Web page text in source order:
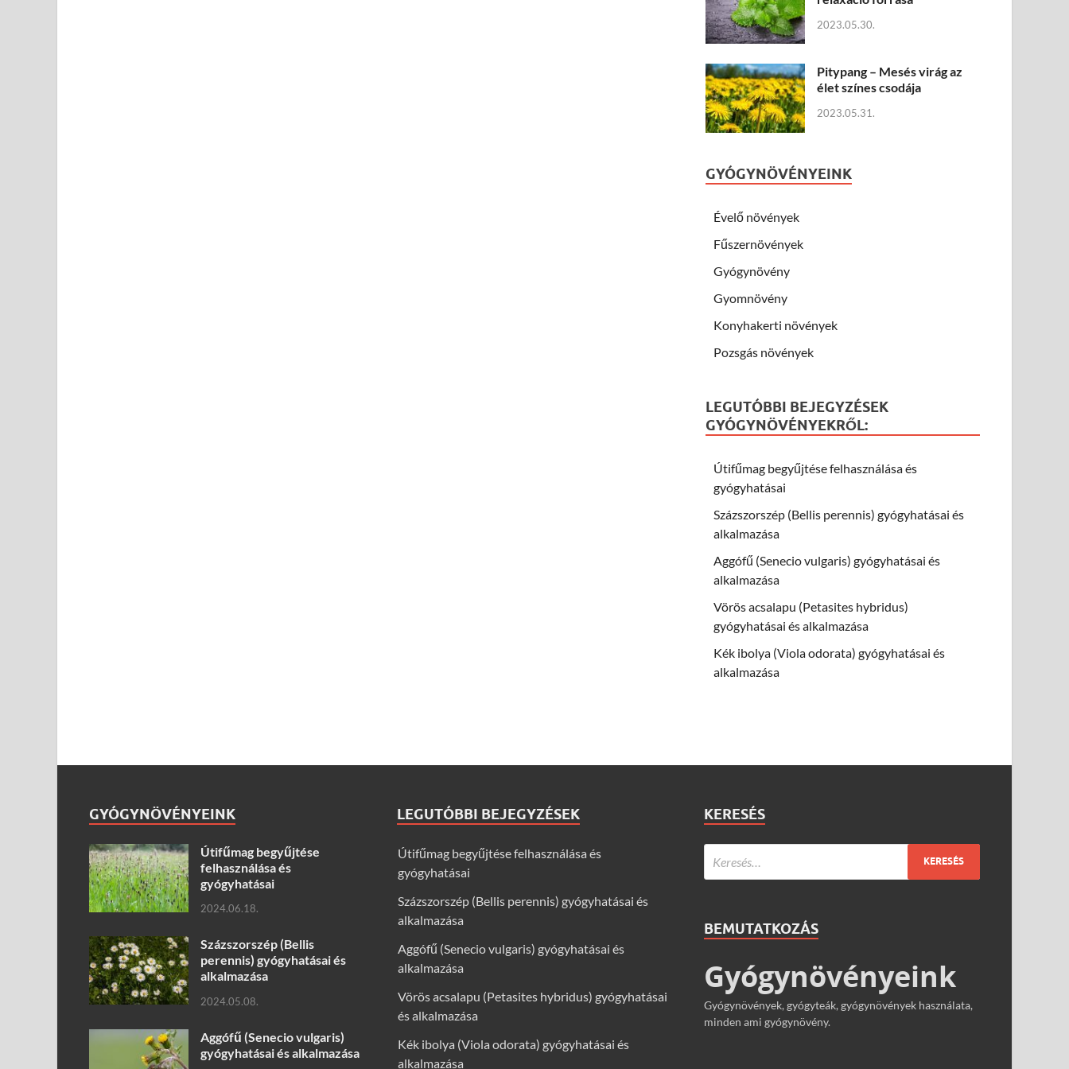
2023.05.30.
Pitypang – Mesés virág az
élet színes csodája
2023.05.31.
GYÓGYNÖVÉNYEINK
Évelő növények
Fűszernövények
Gyógynövény
Gyomnövény
Konyhakerti növények
Pozsgás növények
LEGUTÓBBI BEJEGYZÉSEK
GYÓGYNÖVÉNYEKRŐL:
Útifűmag begyűjtése felhasználása és
gyógyhatásai
Százszorszép (Bellis perennis) gyógyhatásai és
alkalmazása
Aggófű (Senecio vulgaris) gyógyhatásai és
alkalmazása
Vörös acsalapu (Petasites hybridus)
gyógyhatásai és alkalmazása
Kék ibolya (Viola odorata) gyógyhatásai és
alkalmazása
GYÓGYNÖVÉNYEINK
Útifűmag begyűjtése
felhasználása és
gyógyhatásai
2024.06.18.
Százszorszép (Bellis
perennis) gyógyhatásai és
alkalmazása
2024.05.08.
Aggófű (Senecio vulgaris)
gyógyhatásai és alkalmazása
LEGUTÓBBI BEJEGYZÉSEK
Útifűmag begyűjtése felhasználása és
gyógyhatásai
Százszorszép (Bellis perennis) gyógyhatásai és
alkalmazása
Aggófű (Senecio vulgaris) gyógyhatásai és
alkalmazása
Vörös acsalapu (Petasites hybridus) gyógyhatásai
és alkalmazása
Kék ibolya (Viola odorata) gyógyhatásai és
alkalmazása
KERESÉS
BEMUTATKOZÁS
Gyógynövényeink
Gyógynövények, gyógyteák, gyógynövények használata,
minden ami gyógynövény.